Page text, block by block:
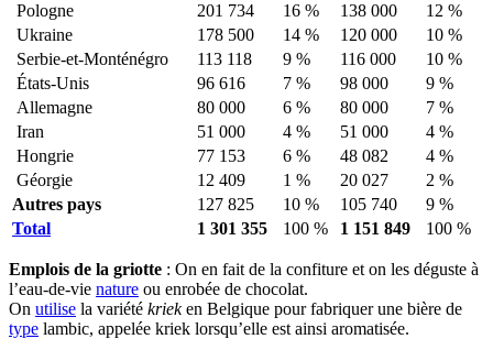
Pologne
201 734 16 % 138 000
12 %
Ukraine
178 500 14 % 120 000
10 %
Serbie-et-Monténégro
113 118 9 % 116 000
10 %
États-Unis
96 616 7 % 98 000
9 %
Allemagne
80 000 6 % 80 000
7 %
Iran
51 000 4 % 51 000
4 %
Hongrie
77 153 6 % 48 082
4 %
Géorgie
12 409 1 % 20 027
2 %
Autres pays
127 825 10 % 105 740
9 %
Total
1 301 355 100 % 1 151 849 100 %
Emplois de la griotte : On en fait de la confiture et on les déguste à
l’eau-de-vie nature ou enrobée de chocolat.
On utilise la variété krieken Belgique pour fabriquer une bière de
type lambic, appelée kriek lorsqu’elle est ainsi aromatisée.